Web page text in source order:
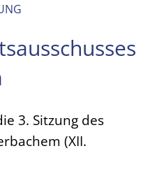
3. Sitzung des
(XII.